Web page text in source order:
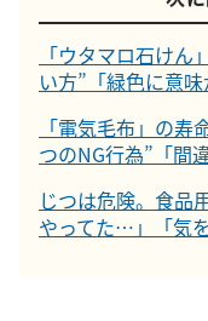
「ウタマロ石け
い方”「緑色に意
「電気毛布」の
つのNG行為”「間
じつは危険。食品
やってた…」「気